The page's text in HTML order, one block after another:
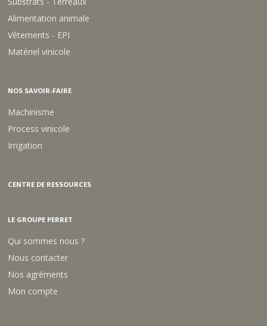
Alimentation animale
Vêtements - EPI
Matériel vinicole
NOS SAVOIR-FAIRE
Machinisme
Process vinicole
Irrigation
CENTRE DE RESSOURCES
LE GROUPE PERRET
Qui sommes nous ?
Nous contacter
Nos agréments
Mon compte